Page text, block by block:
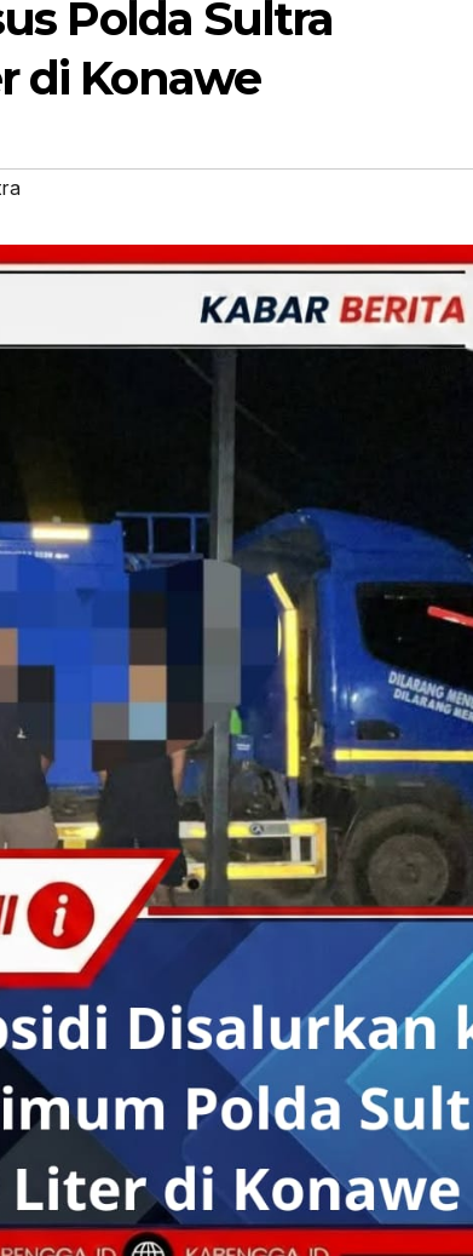
Polda Sultra
di Konawe